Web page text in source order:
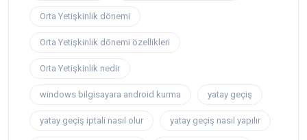
Orta Yetişkinlik dönemi
Orta Yetişkinlik dönemi özellikleri
Orta Yetişkinlik nedir
windows bilgisayara android kurma yatay geçiş
yatay geçiş iptali nasıl olur yatay geçiş nasıl yapılır